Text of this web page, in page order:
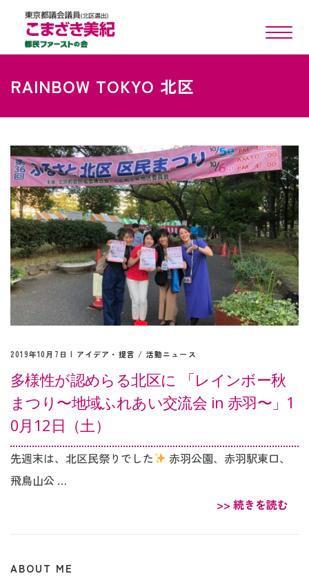
toggle
RAINBOW TOKYO 北区
2019年10月7日 | アイデア・提言 / 活動ニュース
多様性が認めらる北区に 「レインボー秋
まつり〜地域ふれあい交流会 in 赤羽〜」1
0月12日（土）
先週末は、北区民祭りでした
赤羽公園、赤羽駅東口、
飛鳥山公 …
>> 続きを読む
ABOUT ME